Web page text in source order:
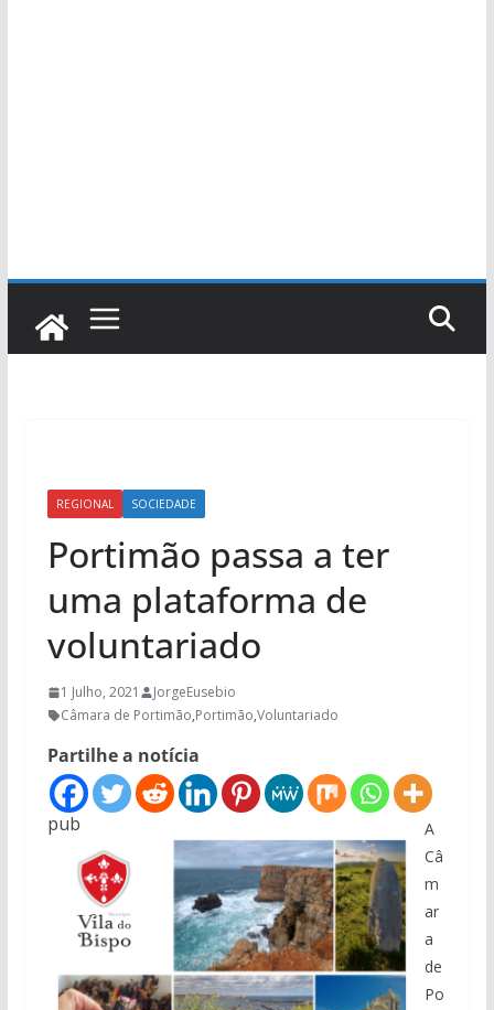
REGIONAL SOCIEDADE
Portimão passa a ter
uma plataforma de
voluntariado
1 Julho, 2021
JorgeEusebio
Câmara de Portimão,Portimão,Voluntariado
Partilhe a notícia
pub
A
Câ
m
ar
a
de
Po